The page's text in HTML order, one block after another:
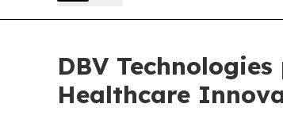
DBV
Healthcare